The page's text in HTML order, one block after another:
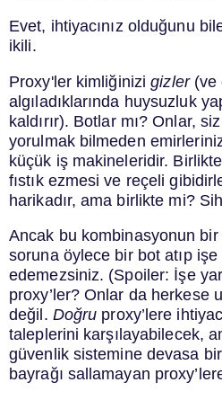
Evet, ihtiyacınız olduğunu
ikili.
Proxy'ler kimliğinizigizler(ve
algıladıklarında huysuzluk
kaldırır). Botlar mı? Onlar,
yorulmak bilmeden
küçük iş makineleridir.
fıstık ezmesi ve reçeli
harikadır, ama birlikte mi?
Ancak bu kombinasyonun bir
soruna öylece bir bot atıp işe
edemezsiniz. (Spoiler: İşe
proxy’ler? Onlar da herkese
değil. Doğru proxy’lere
taleplerini karşılayabilecek,
güvenlik sistemine devasa
bayrağı sallamayan